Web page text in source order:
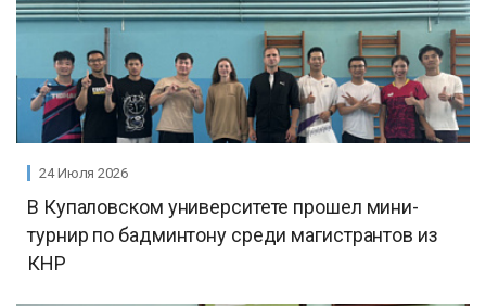
24 Июля 2026
В Купаловском университете прошел мини-
турнир по бадминтону среди магистрантов из
КНР